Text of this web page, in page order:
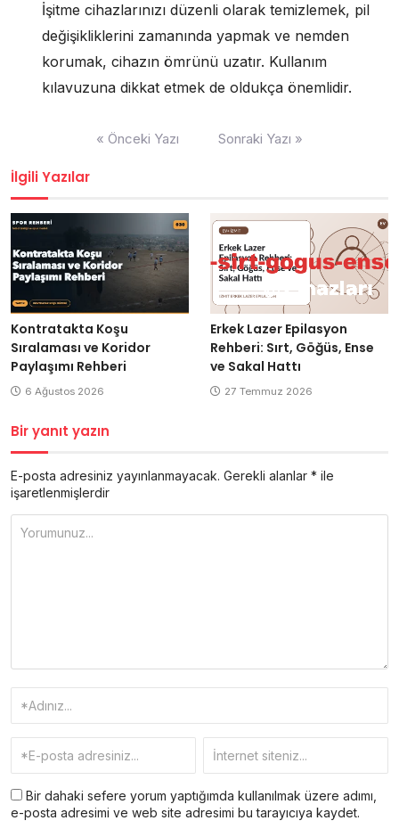
İşitme cihazlarınızı düzenli olarak temizlemek, pil
değişikliklerini zamanında yapmak ve nemden
korumak, cihazın ömrünü uzatır. Kullanım
kılavuzuna dikkat etmek de oldukça önemlidir.
« Önceki Yazı Sonraki Yazı »
İlgili Yazılar
Kontratakta Koşu
Sıralaması ve Koridor
Paylaşımı Rehberi
6 Ağustos 2026
Erkek Lazer Epilasyon
Rehberi: Sırt, Göğüs, Ense
ve Sakal Hattı
27 Temmuz 2026
Bir yanıt yazın
E-posta adresiniz yayınlanmayacak. Gerekli alanlar * ile
işaretlenmişlerdir
Bir dahaki sefere yorum yaptığımda kullanılmak üzere adımı,
e-posta adresimi ve web site adresimi bu tarayıcıya kaydet.